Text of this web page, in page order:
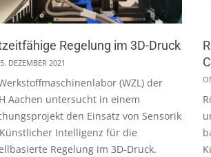
Regelung im 3D-Druck
DEZEMBER 2021
(WZL) der
Aachen untersucht in einem
den Einsatz von Sensorik
Intelligenz für die
Regelung im 3D-Druck.